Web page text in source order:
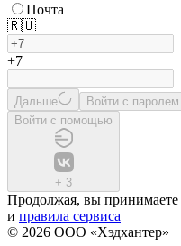
Почта
🇷🇺
+7
Дальше
Войти с паролем
Войти с помощью
+ 3
Продолжая, вы принимаете
и правила сервиса
© 2026 ООО «Хэдхантер»